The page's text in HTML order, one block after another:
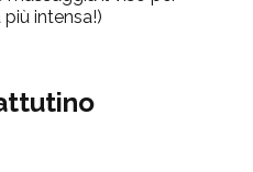
intensa!)